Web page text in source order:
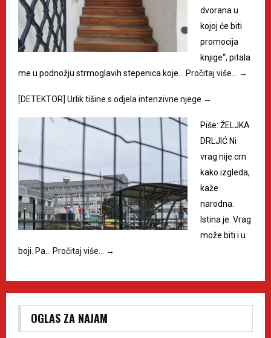
dvorana u
kojoj će biti
promocija
knjige“, pitala
me u podnožju strmoglavih stepenica koje… Pročitaj više… →
[DETEKTOR] Urlik tišine s odjela intenzivne njege →
Piše: ŽELJKA
DRLJIĆ Ni
vrag nije crn
kako izgleda,
kaže
narodna.
Istina je. Vrag
može biti i u
boji. Pa… Pročitaj više… →
OGLAS ZA NAJAM